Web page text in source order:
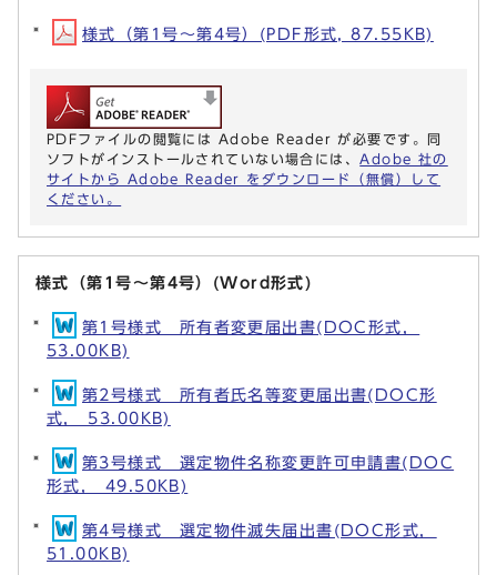
様式（第1号～第4号）(PDF形式, 87.55KB)
PDFファイルの閲覧には Adobe Reader が必要です。同
ソフトがインストールされていない場合には、 Adobe 社の
サイトから Adobe Reader をダウンロード（無償）して
ください。
様式（第1号～第4号）(Word形式)
第1号様式 所有者変更届出書(DOC形式，
53.00KB)
第2号様式 所有者氏名等変更届出書(DOC形
式， 53.00KB)
第3号様式 選定物件名称変更許可申請書(DOC
形式， 49.50KB)
第4号様式 選定物件滅失届出書(DOC形式，
51.00KB)